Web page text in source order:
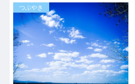
つぶやき